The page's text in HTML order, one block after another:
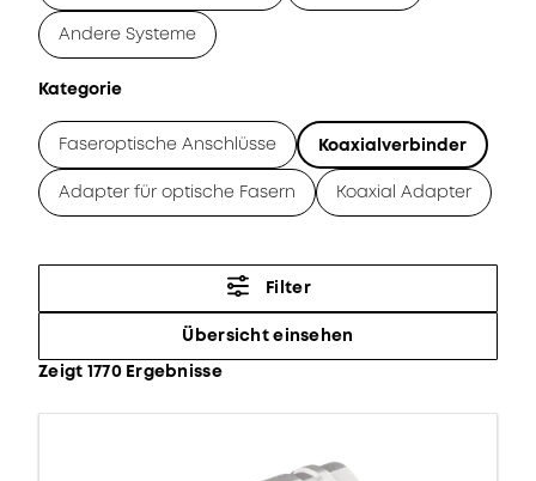
Andere Systeme
Kategorie
Faseroptische Anschlüsse Koaxialverbinder
Adapter für optische Fasern Koaxial Adapter
Filter
Übersicht einsehen
Zeigt 1770 Ergebnisse